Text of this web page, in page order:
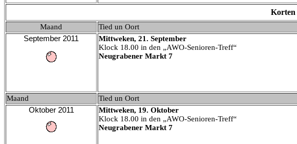
Korten
Maand Tied un Oort
September 2011 Mittweken, 21. September
Klock 18.00 in den „AWO-Senioren-Treff“
Neugrabener Markt 7
Maand Tied un Oort
Oktober 2011 Mittweken, 19. Oktober
Klock 18.00 in den „AWO-Senioren-Treff“
Neugrabener Markt 7